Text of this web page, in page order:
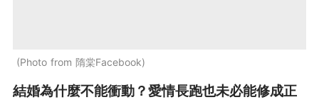
Photo from 隋棠Facebook
結婚為什麼不能衝動？愛情長跑也未必能修成正